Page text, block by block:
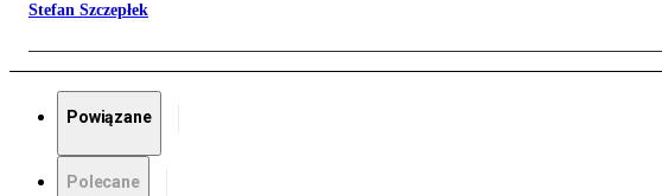
Stefan Szczepłek
Powiązane
Polecane